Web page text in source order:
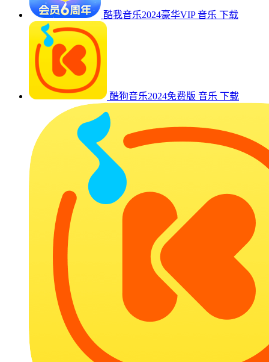
酷我音乐2024豪华VIP 音乐 下载
酷狗音乐2024免费版 音乐 下载